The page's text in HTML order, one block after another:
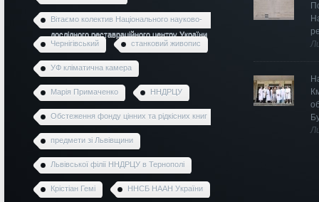
Вітаємо колектив Національного науково-
дослідного реставраційного центру України
Чернігівський
станковий живопис
УФ кліматична камера
Марія Примаченко ННДРЦУ
Обстеження фонду цінних та рідкісних книг
предмети зі Львівщини
Львівської філії ННДРЦУ в Тернополі
Крістіан Гемі ННСБ НААН України